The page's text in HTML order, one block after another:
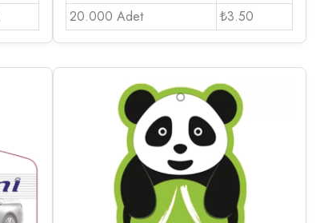
20.000 Adet
₺3.50